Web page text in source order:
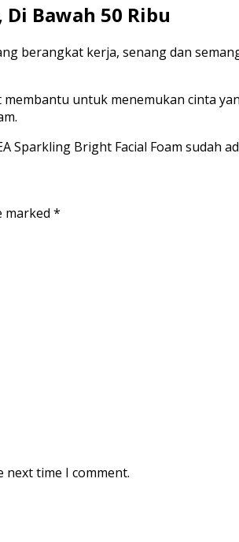
Bawah 50 Ribu
berangkat kerja, senang dan
untuk menemukan cinta
Sparkling Bright Facial Foam
marked *
next time I comment.